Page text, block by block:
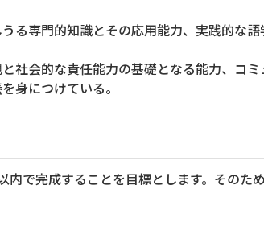
る専門的知識とその応用能力、実践的な
社会的な責任能力の基礎となる能力、コ
身につけている。
で完成することを目標とします。そのた